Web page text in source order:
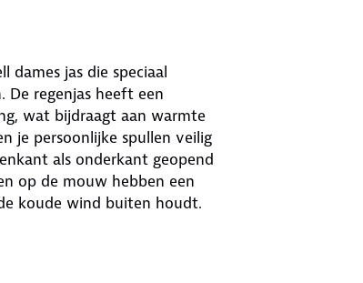
dames jas die speciaal
De regenjas heeft een
wat bijdraagt aan warmte
je persoonlijke spullen veilig
als onderkant geopend
op de mouw hebben een
koude wind buiten houdt.